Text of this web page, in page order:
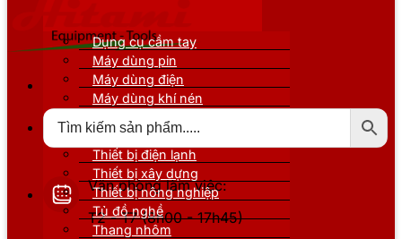
Văn phòng làm việc:
T2 - T7 (8h00 - 17h45)
Dụng cụ cầm tay
Máy dùng pin
Máy dùng điện
Máy dùng khí nén
Thiết bị nâng đỡ
Thiết bị điện lạnh
Thiết bị xây dựng
Thiết bị nông nghiệp
Tủ đồ nghề
Thang nhôm